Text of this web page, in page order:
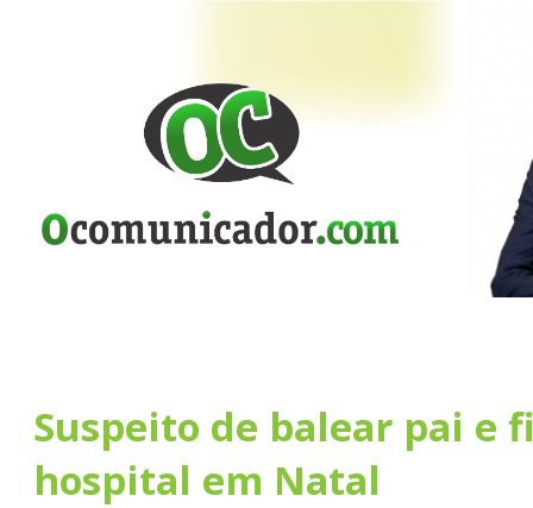
Suspeito de balear pai e
hospital em Natal